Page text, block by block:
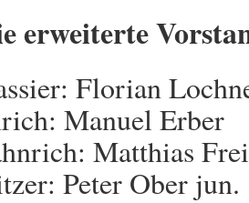
erweiterte
Florian
Manuel Erber
Matthias
Peter Ober jun.